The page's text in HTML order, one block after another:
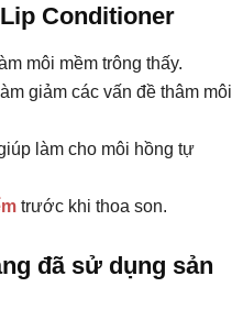
Conditioner
môi mềm trông thấy.
giảm các vấn đề thâm môi
làm cho môi hồng tự
trước khi thoa son.
đã sử dụng sản